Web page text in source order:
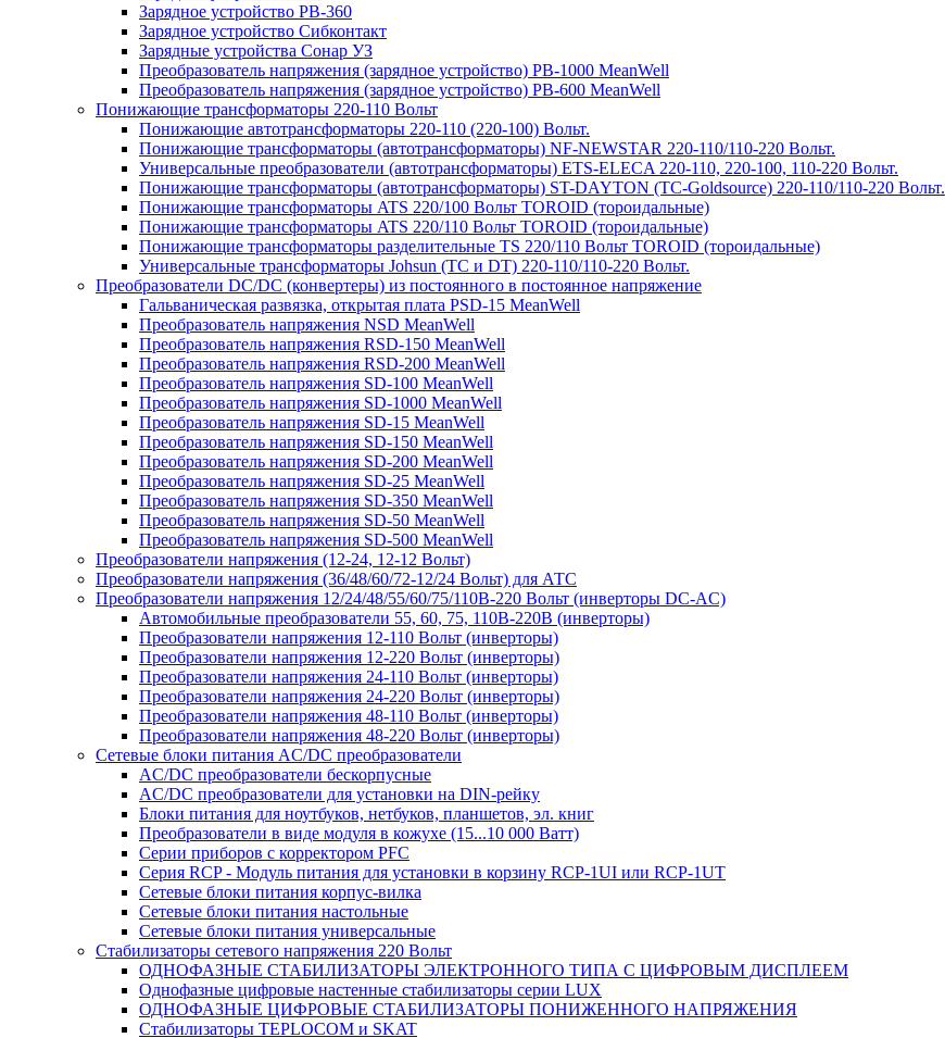
Зарядное устройство PB-360
Зарядное устройство Сибконтакт
Зарядные устройства Сонар УЗ
Преобразователь напряжения (зарядное устройство) PB-1000 MeanWell
Преобразователь напряжения (зарядное устройство) PB-600 MeanWell
Понижающие трансформаторы 220-110 Вольт
Понижающие автотрансформаторы 220-110 (220-100) Вольт.
Понижающие трансформаторы (автотрансформаторы) NF-NEWSTAR 220-110/110-220 Вольт.
Универсальные преобразователи (автотрансформаторы) ETS-ELECA 220-110, 220-100, 110-220 Вольт.
Понижающие трансформаторы (автотрансформаторы) ST-DAYTON (TC-Goldsource) 220-110/110-220 Вольт.
Понижающие трансформаторы ATS 220/100 Вольт TOROID (тороидальные)
Понижающие трансформаторы ATS 220/110 Вольт TOROID (тороидальные)
Понижающие трансформаторы разделительные TS 220/110 Вольт TOROID (тороидальные)
Универсальные трансформаторы Johsun (TС и DT) 220-110/110-220 Вольт.
Преобразователи DC/DC (конвертеры) из постоянного в постоянное напряжение
Гальваническая развязка, открытая плата PSD-15 MeanWell
Преобразователь напряжения NSD MeanWell
Преобразователь напряжения RSD-150 MeanWell
Преобразователь напряжения RSD-200 MeanWell
Преобразователь напряжения SD-100 MeanWell
Преобразователь напряжения SD-1000 MeanWell
Преобразователь напряжения SD-15 MeanWell
Преобразователь напряжения SD-150 MeanWell
Преобразователь напряжения SD-200 MeanWell
Преобразователь напряжения SD-25 MeanWell
Преобразователь напряжения SD-350 MeanWell
Преобразователь напряжения SD-50 MeanWell
Преобразователь напряжения SD-500 MeanWell
Преобразователи напряжения (12-24, 12-12 Вольт)
Преобразователи напряжения (36/48/60/72-12/24 Вольт) для АТС
Преобразователи напряжения 12/24/48/55/60/75/110В-220 Вольт (инверторы DC-AC)
Автомобильные преобразователи 55, 60, 75, 110В-220В (инверторы)
Преобразователи напряжения 12-110 Вольт (инверторы)
Преобразователи напряжения 12-220 Вольт (инверторы)
Преобразователи напряжения 24-110 Вольт (инверторы)
Преобразователи напряжения 24-220 Вольт (инверторы)
Преобразователи напряжения 48-110 Вольт (инверторы)
Преобразователи напряжения 48-220 Вольт (инверторы)
Сетевые блоки питания AC/DC преобразователи
AC/DC преобразователи бескорпусные
AC/DC преобразователи для установки на DIN-рейку
Блоки питания для ноутбуков, нетбуков, планшетов, эл. книг
Преобразователи в виде модуля в кожухе (15...10 000 Ватт)
Серии приборов с корректором PFC
Серия RCP - Модуль питания для установки в корзину RCP-1UI или RCP-1UT
Сетевые блоки питания корпус-вилка
Сетевые блоки питания настольные
Сетевые блоки питания универсальные
Стабилизаторы сетевого напряжения 220 Вольт
ОДНОФАЗНЫЕ СТАБИЛИЗАТОРЫ ЭЛЕКТРОННОГО ТИПА С ЦИФРОВЫМ ДИСПЛЕЕМ
Однофазные цифровые настенные стабилизаторы серии LUX
ОДНОФАЗНЫЕ ЦИФРОВЫЕ СТАБИЛИЗАТОРЫ ПОНИЖЕННОГО НАПРЯЖЕНИЯ
Стабилизаторы TEPLOCOM и SKAT